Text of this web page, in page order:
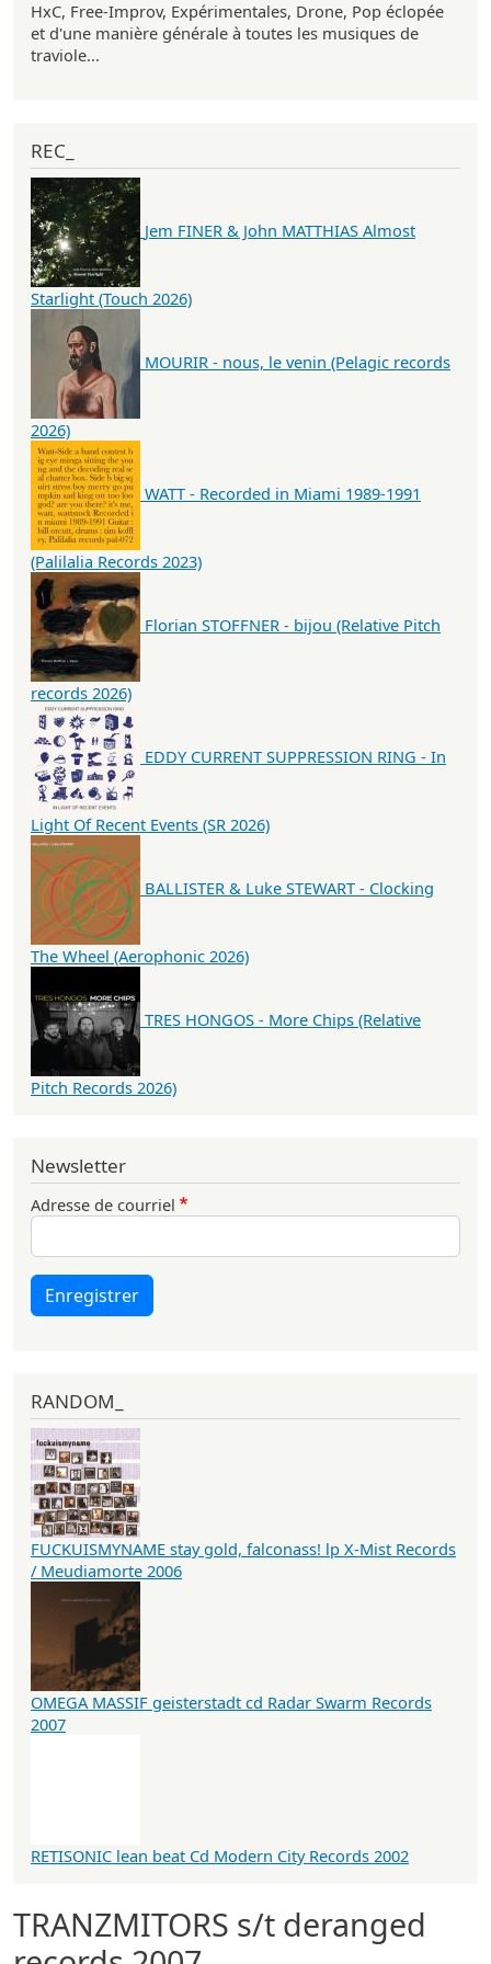
TRANZMITORS s/t deranged
HxC, Free-Improv, Expérimentales, Drone, Pop éclopée
et d'une manière générale à toutes les musiques de
traviole...
REC_
Jem FINER & John MATTHIAS Almost
Starlight (Touch 2026)
MOURIR - nous, le venin (Pelagic records
2026)
WATT - Recorded in Miami 1989-1991
(Palilalia Records 2023)
Florian STOFFNER - bijou (Relative Pitch
records 2026)
EDDY CURRENT SUPPRESSION RING - In
Light Of Recent Events (SR 2026)
BALLISTER & Luke STEWART - Clocking
The Wheel (Aerophonic 2026)
TRES HONGOS - More Chips (Relative
Pitch Records 2026)
Newsletter
Adresse de courriel
Enregistrer
RANDOM_
FUCKUISMYNAME stay gold, falconass! lp X-Mist Records
/ Meudiamorte 2006
OMEGA MASSIF geisterstadt cd Radar Swarm Records
2007
RETISONIC lean beat Cd Modern City Records 2002